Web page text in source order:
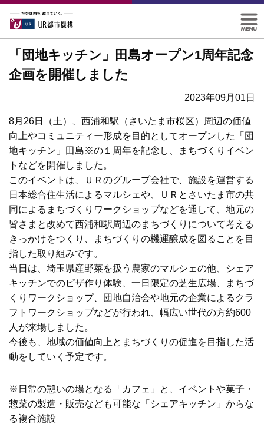
「団地キッチン」田島オープン1周年記念
企画を開催しました
2023年09月01日
8月26日（土）、西浦和駅（さいたま市桜区）周辺の価値
向上やコミュニティー形成を目的としてオープンした「団
地キッチン」田島※の１周年を記念し、まちづくりイベン
トなどを開催しました。
このイベントは、ＵＲのグループ会社で、施設を運営する
日本総合住生活によるマルシェや、ＵＲとさいたま市の共
同によるまちづくりワークショップなどを通して、地元の
皆さまと改めて西浦和駅周辺のまちづくりについて考える
きっかけをつくり、まちづくりの機運醸成を図ることを目
指した取り組みです。
当日は、埼玉県産野菜を扱う農家のマルシェの他、シェア
キッチンでのピザ作り体験、一日限定の芝生広場、まちづ
くりワークショップ、団地自治会や地元の企業によるクラ
フトワークショップなどが行われ、幅広い世代の方約600
人が来場しました。
今後も、地域の価値向上とまちづくりの促進を目指した活
動をしていく予定です。
※日常の憩いの場となる「カフェ」と、イベントや菓子・
惣菜の製造・販売なども可能な「シェアキッチン」からな
る複合施設